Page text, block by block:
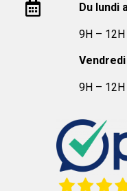
Du lundi
9H –
Vendredi
9H –